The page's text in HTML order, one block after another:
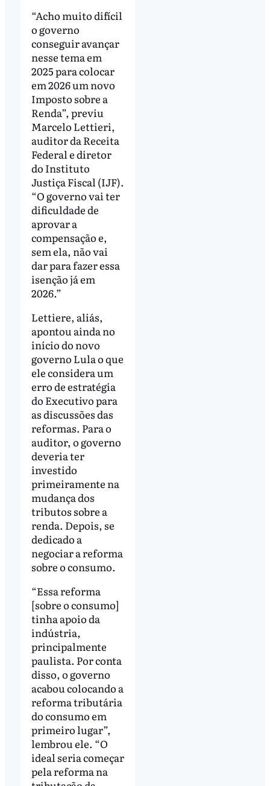
“Acho muito difícil
o governo
conseguir avançar
nesse tema em
2025 para colocar
em 2026 um novo
Imposto sobre a
Renda”, previu
Marcelo Lettieri,
auditor da Receita
Federal e diretor
do Instituto
Justiça Fiscal (IJF).
“O governo vai ter
dificuldade de
aprovar a
compensação e,
sem ela, não vai
dar para fazer essa
isenção já em
2026.”
Lettiere, aliás,
apontou ainda no
início do novo
governo Lula o que
ele considera um
erro de estratégia
do Executivo para
as discussões das
reformas. Para o
auditor, o governo
deveria ter
investido
primeiramente na
mudança dos
tributos sobre a
renda. Depois, se
dedicado a
negociar a reforma
sobre o consumo.
“Essa reforma
[sobre o consumo]
tinha apoio da
indústria,
principalmente
paulista. Por conta
disso, o governo
acabou colocando a
reforma tributária
do consumo em
primeiro lugar”,
lembrou ele. “O
ideal seria começar
pela reforma na